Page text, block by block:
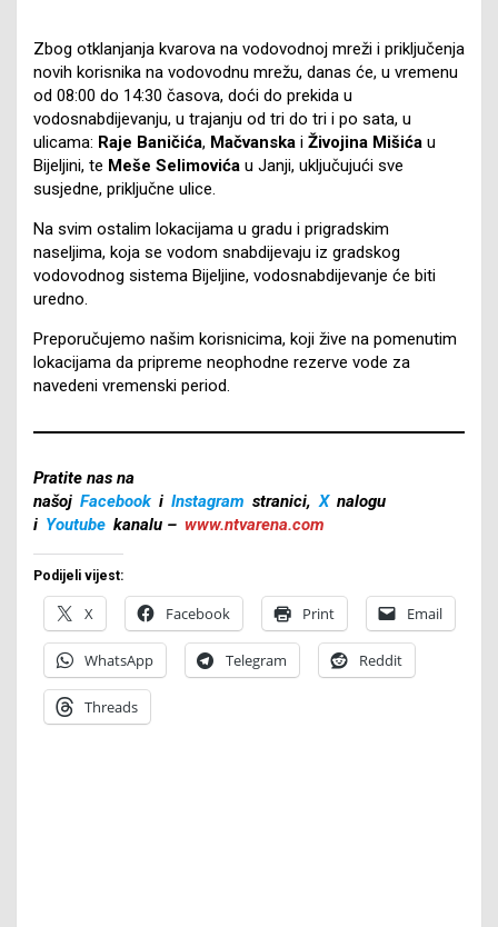
Zbog otklanjanja kvarova na vodovodnoj mreži i priključenja
novih korisnika na vodovodnu mrežu, danas će, u vremenu
od 08:00 do 14:30 časova, doći do prekida u
vodosnabdijevanju, u trajanju od tri do tri i po sata, u
ulicama: Raje Baničića, Mačvanska i Živojina Mišića u
Bijeljini, te Meše Selimovića u Janji, uključujući sve
susjedne, priključne ulice.
Na svim ostalim lokacijama u gradu i prigradskim
naseljima, koja se vodom snabdijevaju iz gradskog
vodovodnog sistema Bijeljine, vodosnabdijevanje će biti
uredno.
Preporučujemo našim korisnicima, koji žive na pomenutim
lokacijama da pripreme neophodne rezerve vode za
navedeni vremenski period.
Pratite nas na
našoj Facebook i Instagram stranici, X nalogu
i Youtube kanalu – www.ntvarena.com
Podijeli vijest:
X Facebook Print Email
WhatsApp Telegram Reddit
Threads